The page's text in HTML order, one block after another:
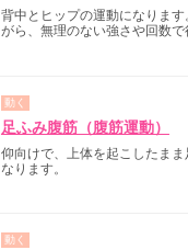
背中とヒップの運動になりま
がら、無理のない強さや回数で
動く
足ふみ腹筋（腹筋運動）
仰向けで、上体を起こしたま
なります。
動く